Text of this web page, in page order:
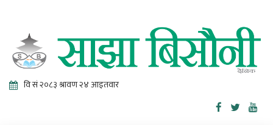
Sajha
Online News Portal